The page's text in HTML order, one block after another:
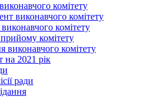
комітету
виконавчого комітету
виконавчого комітету
комітету
виконавчого комітету
на 2021 рік
ради